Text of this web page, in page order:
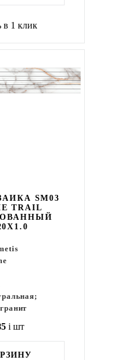
в 1 клик
SM03
TRAIL
i шт